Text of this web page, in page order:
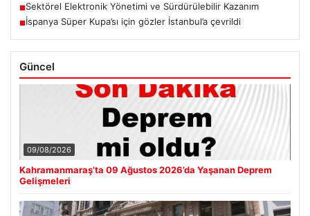
■Sektörel Elektronik Yönetimi ve Sürdürülebilir Kazanım
■İspanya Süper Kupa’sı için gözler İstanbul’a çevrildi
Güncel
09/08/2026
Kahramanmaraş’ta 09 Ağustos 2026’da Yaşanan Deprem
Gelişmeleri